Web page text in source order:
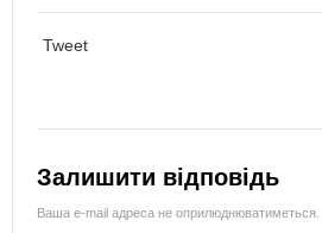
Tweet
Залишити відповідь
Ваша e-mail адреса не оприлюднюватиметься.